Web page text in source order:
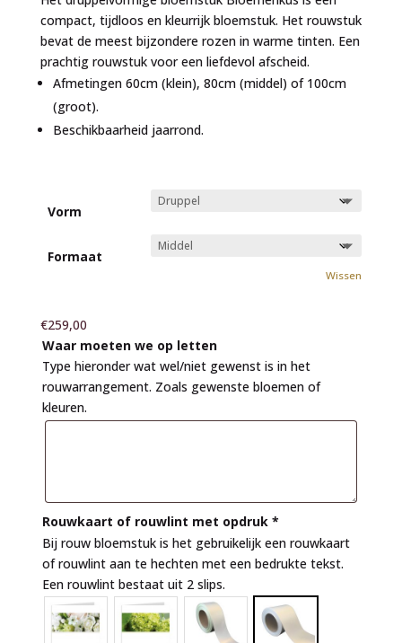
€799,00
compact, tijdloos en kleurrijk bloemstuk. Het rouwstuk
bevat de meest bijzondere rozen in warme tinten. Een
prachtig rouwstuk voor een liefdevol afscheid.
Afmetingen 60cm (klein), 80cm (middel) of 100cm
(groot).
Beschikbaarheid jaarrond.
Vorm
Formaat
Wissen
€259,00
Waar moeten we op letten
Type hieronder wat wel/niet gewenst is in het
rouwarrangement. Zoals gewenste bloemen of
kleuren.
Rouwkaart of rouwlint met opdruk *
Bij rouw bloemstuk is het gebruikelijk een rouwkaart
of rouwlint aan te hechten met een bedrukte tekst.
Een rouwlint bestaat uit 2 slips.